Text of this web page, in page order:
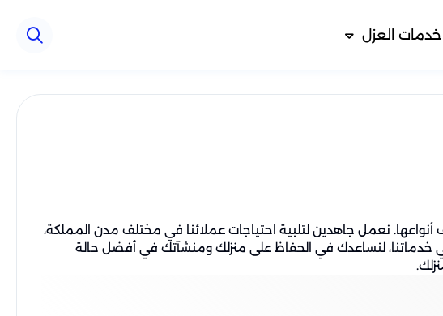
خدمات العزل
نعمل جاهدين لتلبية احتياجات عملائنا في مختلف مدن المملكة،
في خدماتنا، لنساعدك في الحفاظ على منزلك ومنشآتك في أفضل حالة